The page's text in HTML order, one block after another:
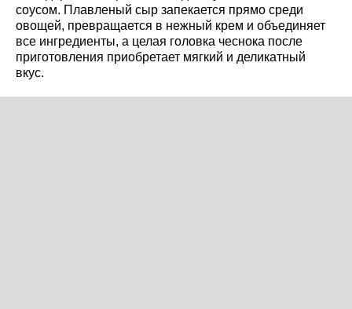
соусом. Плавленый сыр запекается прямо среди
овощей, превращается в нежный крем и объединяет
все ингредиенты, а целая головка чеснока после
приготовления приобретает мягкий и деликатный
вкус.